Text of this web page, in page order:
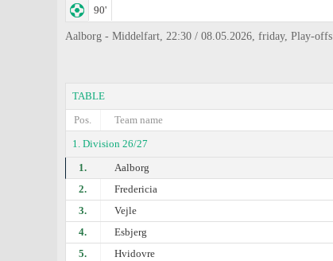
90'
Aalborg - Middelfart, 22:30 / 08.05.2026, friday, Play-offs
TABLE
Pos.
Team name
1. Division 26/27
1.
Aalborg
2.
Fredericia
3.
Vejle
4.
Esbjerg
5.
Hvidovre